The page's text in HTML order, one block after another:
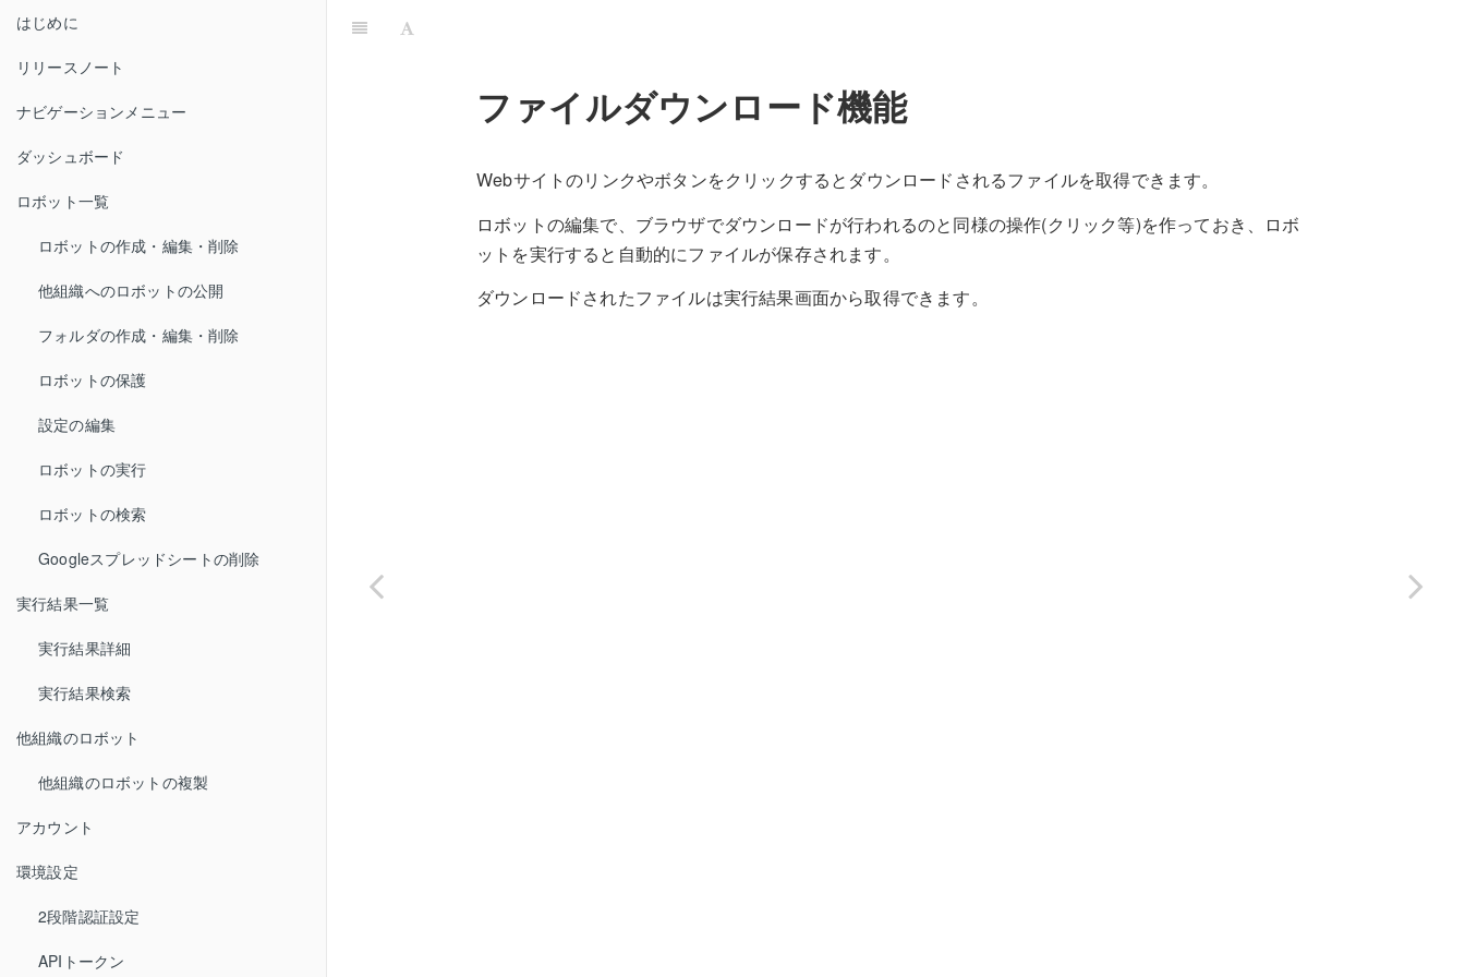
はじめに
リリースノート
ナビゲーションメニュー
ダッシュボード
ロボット一覧
ロボットの作成・編集・削除
他組織へのロボットの公開
フォルダの作成・編集・削除
ロボットの保護
設定の編集
ロボットの実行
ロボットの検索
Googleスプレッドシートの削除
実行結果一覧
実行結果詳細
実行結果検索
他組織のロボット
他組織のロボットの複製
アカウント
環境設定
2段階認証設定
APIトークン
ファイルダウンロード機能
Webサイトのリンクやボタンをクリックするとダウンロードされるファイルを取得できます。
ロボットの編集で、ブラウザでダウンロードが行われるのと同様の操作(クリック等)を作っておき、ロボ
ットを実行すると自動的にファイルが保存されます。
ダウンロードされたファイルは実行結果画面から取得できます。